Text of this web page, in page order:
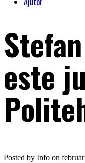
este
Posted by Info on